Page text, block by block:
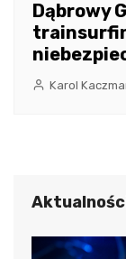
Dąbrowy
Karol